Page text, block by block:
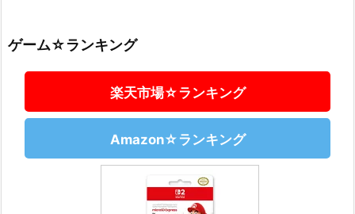
ゲーム☆ランキング
楽天市場☆ランキング
Amazon☆ランキング